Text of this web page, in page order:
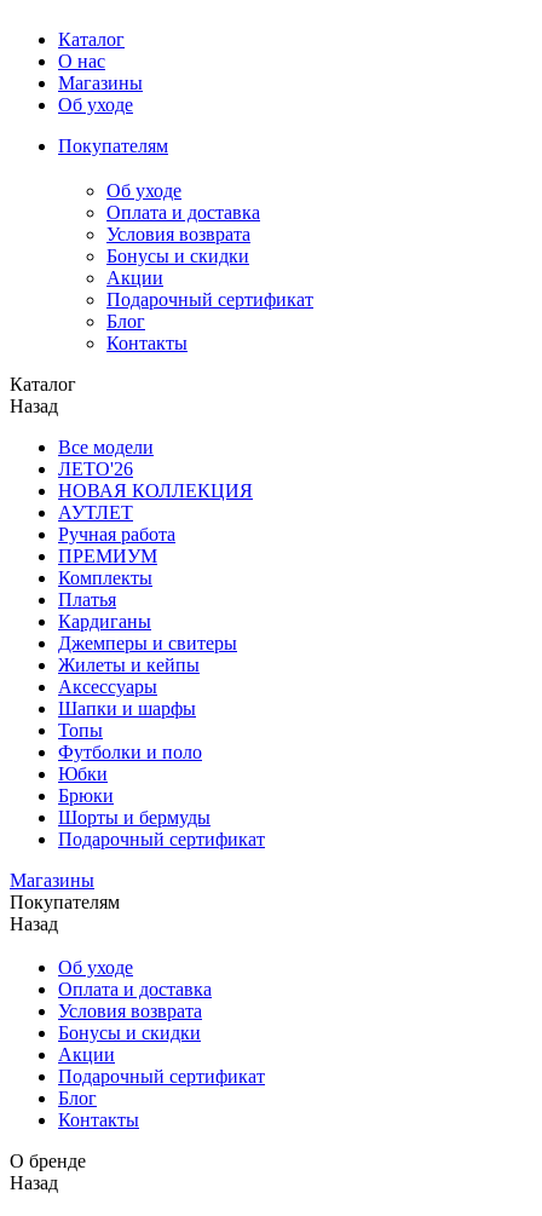
Каталог
О нас
Магазины
Об уходе
Покупателям
Об уходе
Оплата и доставка
Условия возврата
Бонусы и скидки
Акции
Подарочный сертификат
Блог
Контакты
Каталог
Назад
Все модели
ЛЕТО'26
НОВАЯ КОЛЛЕКЦИЯ
АУТЛЕТ
Ручная работа
ПРЕМИУМ
Комплекты
Платья
Кардиганы
Джемперы и свитеры
Жилеты и кейпы
Аксессуары
Шапки и шарфы
Топы
Футболки и поло
Юбки
Брюки
Шорты и бермуды
Подарочный сертификат
Магазины
Покупателям
Назад
Об уходе
Оплата и доставка
Условия возврата
Бонусы и скидки
Акции
Подарочный сертификат
Блог
Контакты
О бренде
Назад